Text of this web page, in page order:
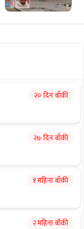
२० दिन बाँकी
२७ दिन बाँकी
१ महिना बाँकी
२ महिना बाँकी